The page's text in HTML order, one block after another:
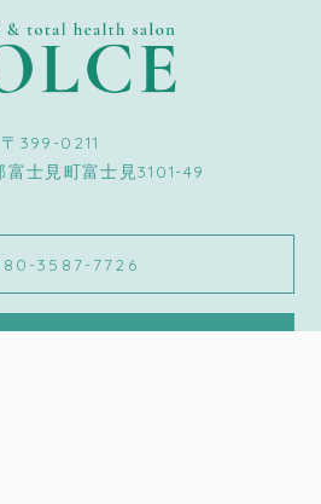
〒399-0211
富士見町富士見3101-49
3587-7726